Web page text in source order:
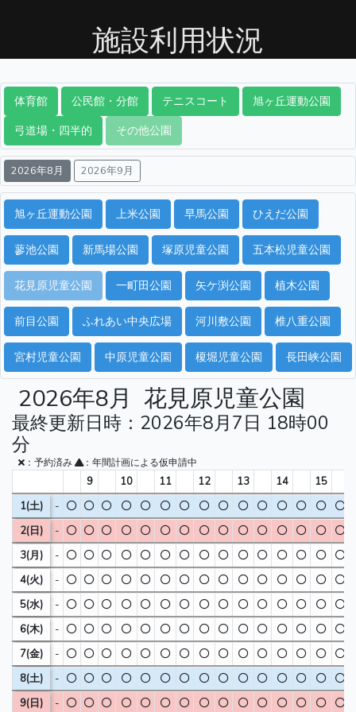
施設利用状況
体育館 公民館・分館 テニスコート
旭ヶ丘運動公園
弓道場・四半的
その他公園
2026年8月 2026年9月
旭ヶ丘運動公園 上米公園 早馬公園 ひえだ公園
蓼池公園 新馬場公園 塚原児童公園 五本松児童公園
花見原児童公園 一町田公園 矢ケ渕公園 植木公園
前目公園 ふれあい中央広場 河川敷公園 椎八重公園
宮村児童公園 中原児童公園 榎堀児童公園 長田峡公園
2026年8月 花見原児童公園
最終更新日時：2026年8月7日 18時00
分
：予約済み ：年間計画による仮申請中
9 10 11 12 13 14 15
1(土)
-
2(日)
-
3(月)
-
4(火)
-
5(水)
-
6(木)
-
7(金)
-
8(土)
-
9(日)
-